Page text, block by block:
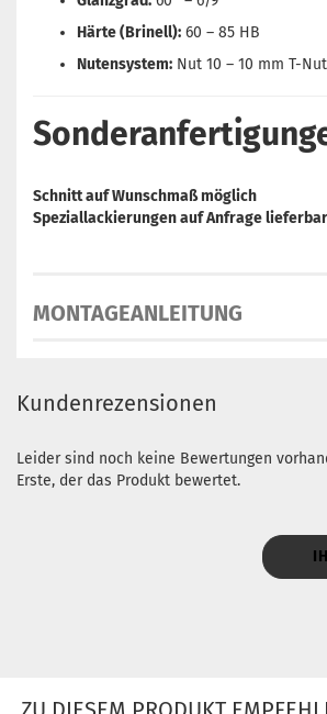
Härte (Brinell): 60 – 85 HB
Nutensystem: Nut 10 – 10 mm T-Nut
Schnitt auf Wunschmaß möglich
Speziallackierungen auf Anfrage lieferbar
MONTAGEANLEITUNG
Kundenrezensionen
Leider sind noch keine Bewertungen
Erste, der das Produkt bewertet.